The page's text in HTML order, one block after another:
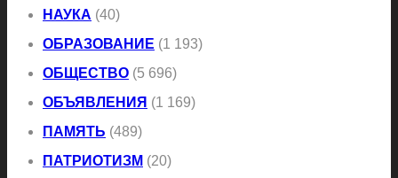
НАУКА (40)
ОБРАЗОВАНИЕ (1 193)
ОБЩЕСТВО (5 696)
ОБЪЯВЛЕНИЯ (1 169)
ПАМЯТЬ (489)
ПАТРИОТИЗМ (20)